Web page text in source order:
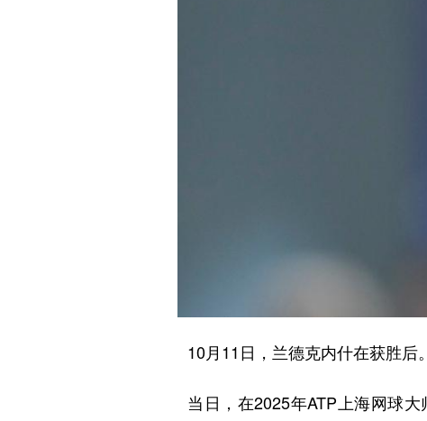
10月11日，兰德克内什在获胜后。
当日，在2025年ATP上海网球大